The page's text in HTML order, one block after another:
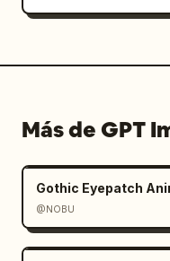
Más de GPT
Gothic Eyepatch
@NOBU